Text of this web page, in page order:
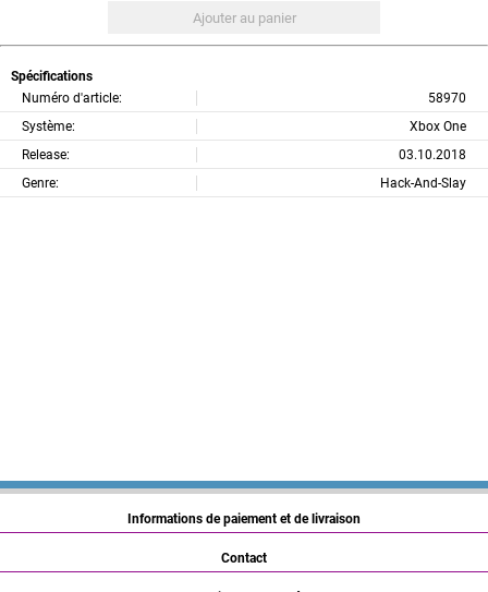
Spécifications
Numéro d'article:
58970
Système:
Xbox One
Release:
03.10.2018
Genre:
Hack-And-Slay
Informations de paiement et de livraison
Contact